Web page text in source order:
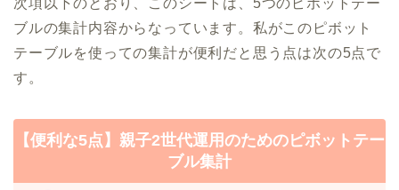
次項以下のとおり、このシートは、5つのピボットテー
ブルの集計内容からなっています。私がこのピボット
テーブルを使っての集計が便利だと思う点は次の5点で
す。
【便利な5点】親子2世代運用のためのピボットテー
ブル集計